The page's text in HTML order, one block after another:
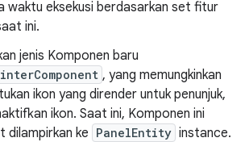
waktu eksekusi berdasarkan set fitur
ini.
jenis Komponen baru
, yang memungkinkan
ikon yang dirender untuk penunjuk,
ikon. Saat ini, Komponen ini
dilampirkan ke PanelEntity instance.